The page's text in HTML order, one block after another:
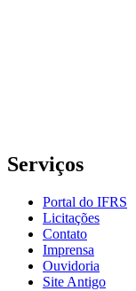
Serviços
Portal do IFRS
Licitações
Contato
Imprensa
Ouvidoria
Site Antigo